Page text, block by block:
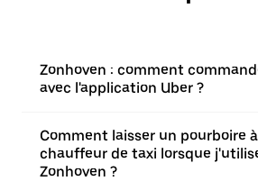
Zonhoven : comment
avec l'application Uber ?
Comment laisser un pourboire
chauffeur de taxi lorsque
Zonhoven ?